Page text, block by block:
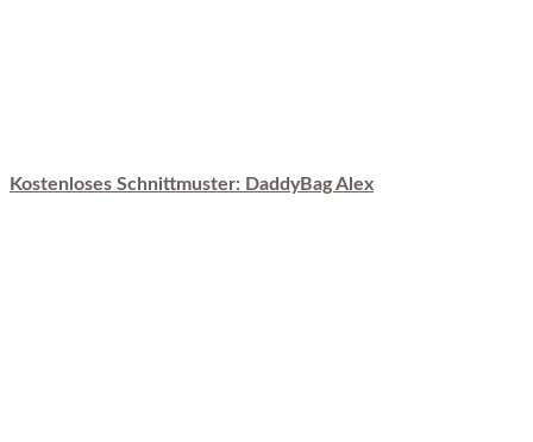
Kostenloses Schnittmuster: DaddyBag Alex